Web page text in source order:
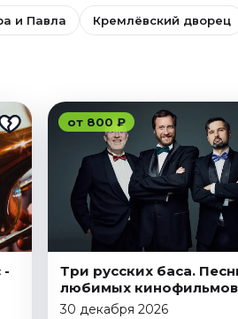
и Павла Кремлёвский дворец
-
от 800 ₽
Три русских баса.
любимых кинофильмов
30 декабря 2026